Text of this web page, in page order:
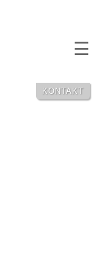
NAVIGATION
KONTAKT